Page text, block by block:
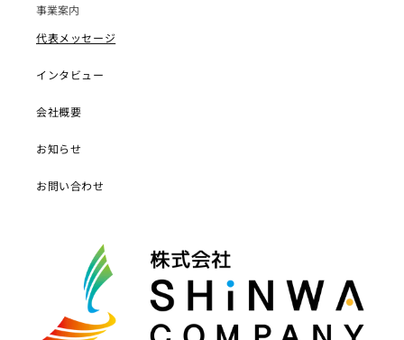
事業案内
代表メッセージ
インタビュー
会社概要
お知らせ
お問い合わせ